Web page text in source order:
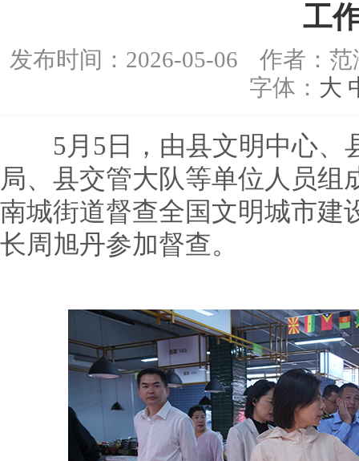
工
发布时间： 2026-05-06
作者：范
字体： 大
5月5日，由县文明中心、
局、县交管大队等单位人员组
南城街道督查全国文明城市建
长周旭丹参加督查。